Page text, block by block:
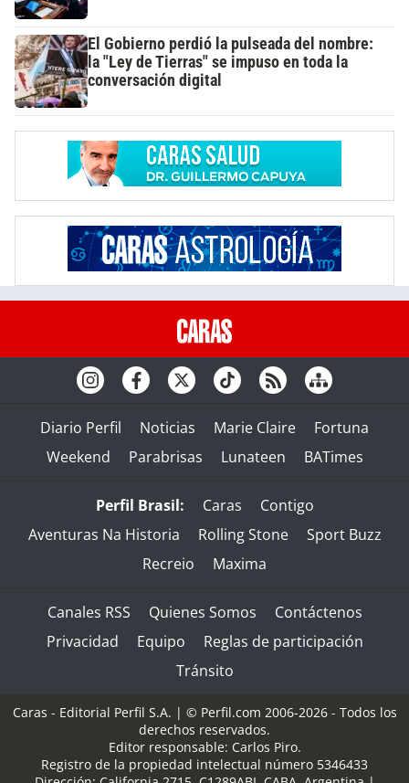
El Gobierno perdió la pulseada del nombre:
la "Ley de Tierras" se impuso en toda la
conversación digital
Diario Perfil Noticias Marie Claire
Fortuna
Weekend
Parabrisas Lunateen BATimes
Perfil Brasil: Caras
Contigo
Aventuras Na Historia
Rolling Stone
Sport Buzz
Recreio
Maxima
Canales RSS Quienes Somos
Contáctenos
Privacidad
Equipo
Reglas de participación
Tránsito
Caras - Editorial Perfil S.A. | © Perfil.com 2006-2026 - Todos los
derechos reservados.
Editor responsable: Carlos Piro.
Registro de la propiedad intelectual número 5346433